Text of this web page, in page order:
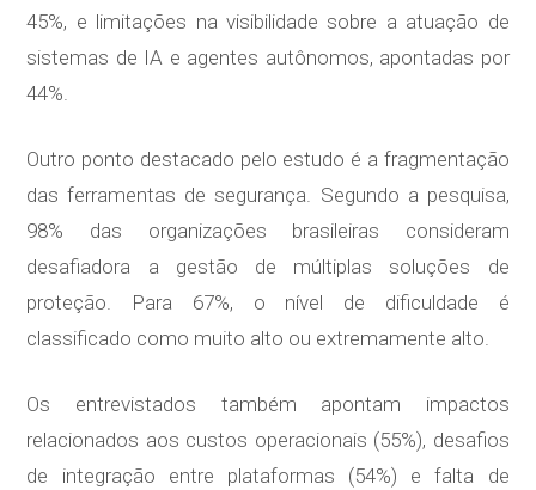
45%, e limitações na visibilidade sobre a atuação de
sistemas de IA e agentes autônomos, apontadas por
44%.
Outro ponto destacado pelo estudo é a fragmentação
das ferramentas de segurança. Segundo a pesquisa,
98% das organizações brasileiras consideram
desafiadora a gestão de múltiplas soluções de
proteção. Para 67%, o nível de dificuldade é
classificado como muito alto ou extremamente alto.
Os entrevistados também apontam impactos
relacionados aos custos operacionais (55%), desafios
de integração entre plataformas (54%) e falta de